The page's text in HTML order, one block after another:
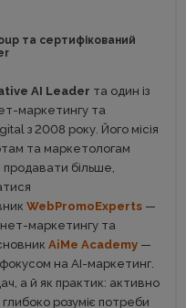
та сертифікований
AI Leader та один із
маркетингу та
з 2008 року. Його місія
та маркетологам
більше,
WebPromoExperts —
маркетингу та
AiMe Academy —
на АІ-маркетинг.
а й як практик: активно
розуміє потреби